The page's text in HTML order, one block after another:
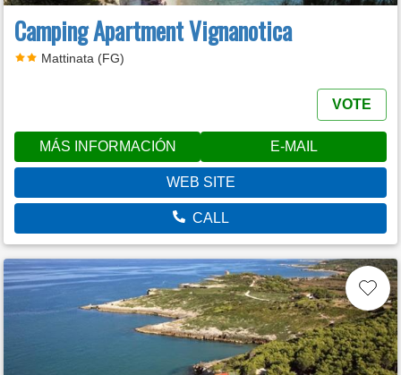
Camping Apartment Vignanotica
Mattinata (FG)
VOTE
MÁS INFORMACIÓN E-MAIL
WEB SITE
CALL